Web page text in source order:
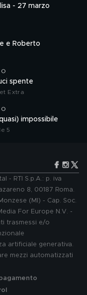
- 27 marzo
e Roberto
spente
Extra
impossibile
5
- RTI S.p.A.: p. iva
8, 00187 Roma.
(MI) - Cap. Soc.
For Europe N.V. -
trasmessi e/o
artificiale generativa.
mezzi automatizzati